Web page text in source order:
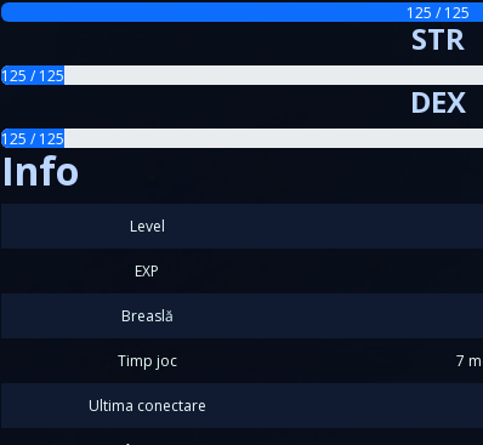
125 / 125
STR
125 / 125
DEX
125 / 125
Info
Level
EXP
Breaslă
Timp joc 7
Ultima conectare